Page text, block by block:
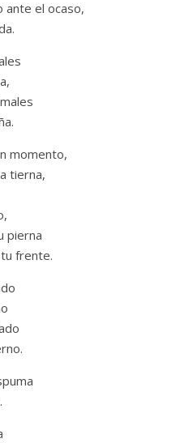
ante el ocaso,
momento,
tierna,
pierna
frente.